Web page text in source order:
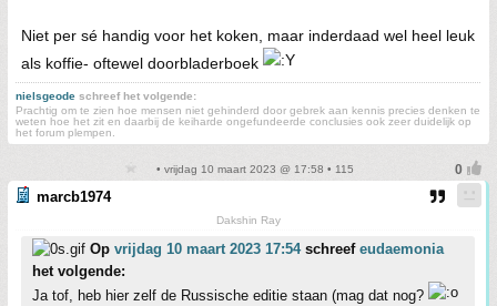
Niet per sé handig voor het koken, maar inderdaad wel heel leuk
als koffie- oftewel doorbladerboek
nielsgeode schreef het volgende:
Prachtig om te zien hoe mensen niet gehinderd door gebrek aan kennis precies denken te
weten hoe het zit en daarbij de keiharde ongefundeerde conclusies ook zeer duidelijk op
het forum plempen.
• vrijdag 10 maart 2023 @ 17:58 • 115
marcb1974
Dakshin Ray
Op vrijdag 10 maart 2023 17:54schreef eudaemonia
het volgende:
Ja tof, heb hier zelf de Russische editie staan (mag dat nog?